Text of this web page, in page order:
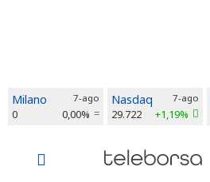
Milano 7-ago
0 0,00%
Nasdaq 7-ago
29.722 +1,19%